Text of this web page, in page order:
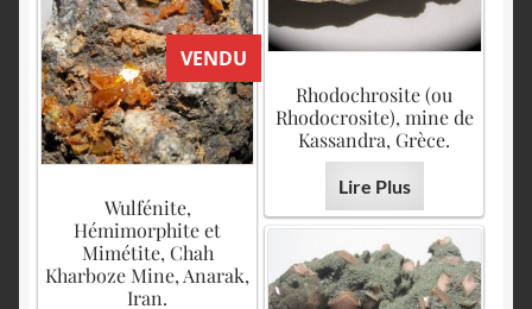
Rhodochrosite (ou
Rhodocrosite), mine de
Kassandra, Grèce.
Lire Plus
VENDU
Wulfénite,
Hémimorphite et
Mimétite, Chah
Kharboze Mine, Anarak,
Iran.